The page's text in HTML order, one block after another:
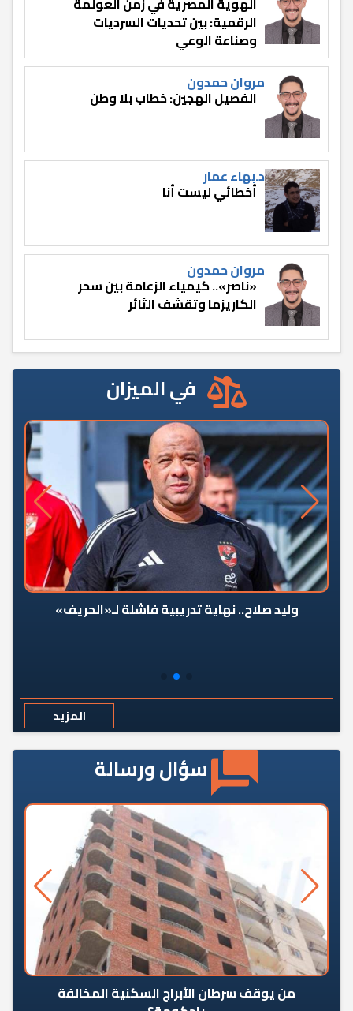
الرقمية: بين تحديات السرديات
وصناعة الوعي
مروان حمدون
الفصيل الهجين: خطاب بلا وطن
د.بهاء عمار
أخطائي ليست أنا
مروان حمدون
«ناصر».. كيمياء الزعامة بين سحر
الكاريزما وتقشف الثائر
في الميزان
وليد صلاح.. نهاية تدريبية فاشلة لـ«الحريف»
المزيد
سؤال ورسالة
من يوقف سرطان الأبراج السكنية المخالفة